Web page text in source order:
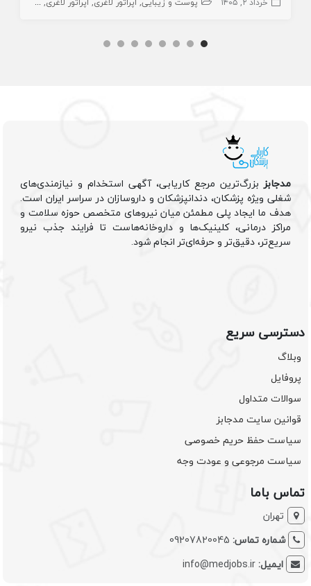
مدجابزبزرگ‌ترین مرجع کاریابی، آگهی استخدام و نیازمندی‌های
شغلی ویژه پزشکان، دندانپزشکان و داروسازان در سراسر ایران است.
هدف ما ایجاد پلی مطمئن میان نیروهای متخصص حوزه سلامت و
مراکز درمانی، کلینیک‌ها و داروخانه‌هاست تا فرایند جذب نیرو
سریع‌تر، دقیق‌تر و حرفه‌ای‌تر انجام شود.
دسترسی سریع
وبلاگ
پروفایل
سوالات متداول
قوانین سایت مدجابز
سیاست حفظ حریم خصوصی
سیاست مرجوعی و عودت وجه
تماس باما
تهران
شماره تماس: 09207820045
ایمیل:info@medjobs.ir